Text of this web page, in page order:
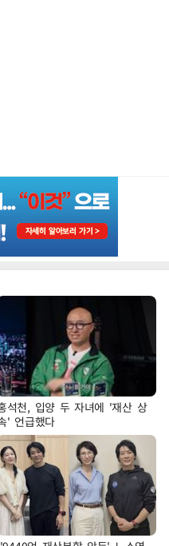
석천, 입양 두 자녀에 '재산 상
' 언급했다